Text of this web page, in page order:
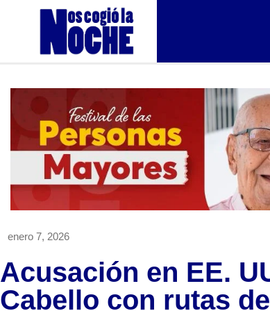
enero 7, 2026
Acusación en EE.
Cabello con rutas